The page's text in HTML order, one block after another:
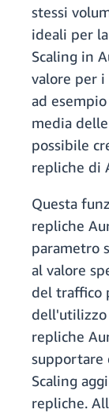
stessi
ideali per
Scaling in
valore per
ad
media
possibile
repliche di
Questa
repliche
parametro
al valore
del traffico
dell'utilizzo
repliche
supportare
Scaling
repliche.